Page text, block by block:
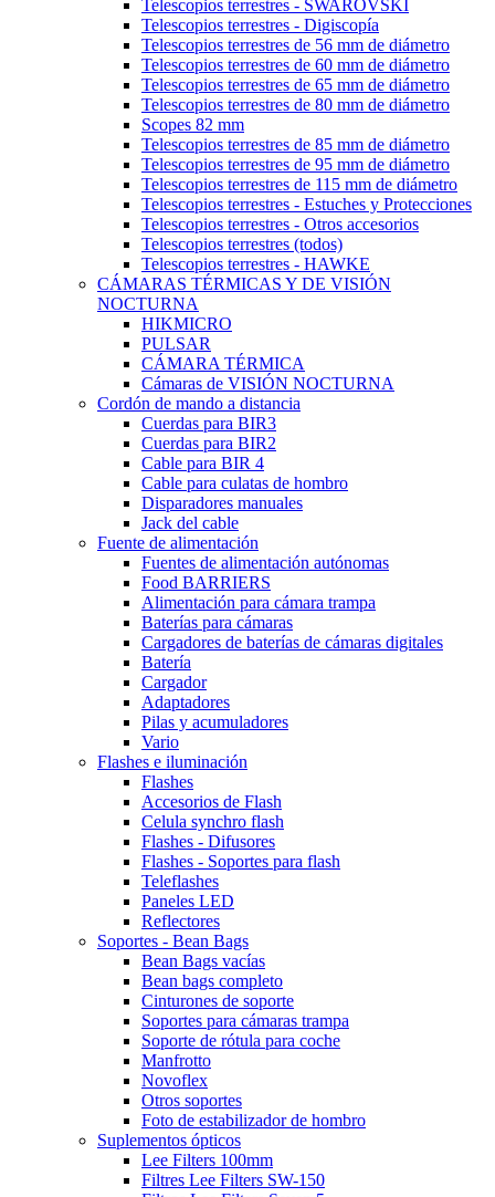
Telescopios terrestres - SWAROVSKI
Telescopios terrestres - Digiscopía
Telescopios terrestres de 56 mm de diámetro
Telescopios terrestres de 60 mm de diámetro
Telescopios terrestres de 65 mm de diámetro
Telescopios terrestres de 80 mm de diámetro
Scopes 82 mm
Telescopios terrestres de 85 mm de diámetro
Telescopios terrestres de 95 mm de diámetro
Telescopios terrestres de 115 mm de diámetro
Telescopios terrestres - Estuches y Protecciones
Telescopios terrestres - Otros accesorios
Telescopios terrestres (todos)
Telescopios terrestres - HAWKE
CÁMARAS TÉRMICAS Y DE VISIÓN
NOCTURNA
HIKMICRO
PULSAR
CÁMARA TÉRMICA
Cámaras de VISIÓN NOCTURNA
Cordón de mando a distancia
Cuerdas para BIR3
Cuerdas para BIR2
Cable para BIR 4
Cable para culatas de hombro
Disparadores manuales
Jack del cable
Fuente de alimentación
Fuentes de alimentación autónomas
Food BARRIERS
Alimentación para cámara trampa
Baterías para cámaras
Cargadores de baterías de cámaras digitales
Batería
Cargador
Adaptadores
Pilas y acumuladores
Vario
Flashes e iluminación
Flashes
Accesorios de Flash
Celula synchro flash
Flashes - Difusores
Flashes - Soportes para flash
Teleflashes
Paneles LED
Reflectores
Soportes - Bean Bags
Bean Bags vacías
Bean bags completo
Cinturones de soporte
Soportes para cámaras trampa
Soporte de rótula para coche
Manfrotto
Novoflex
Otros soportes
Foto de estabilizador de hombro
Suplementos ópticos
Lee Filters 100mm
Filtres Lee Filters SW-150